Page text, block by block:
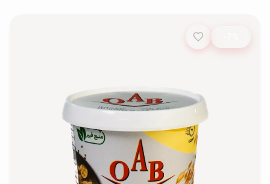
فروشگاه
محصولات جو دوسر
پودر کیک جو دوسر
شیرین کننده های طبیعی